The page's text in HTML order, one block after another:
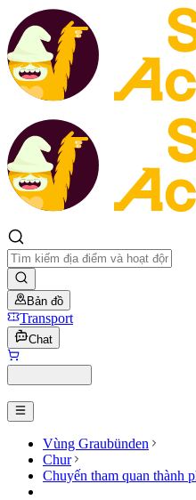
Bản đồ
Transport
Chat
Vùng Graubünden
Chur
Chuyến tham quan thành